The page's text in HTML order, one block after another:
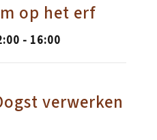
op het erf
- 16:00
verwerken